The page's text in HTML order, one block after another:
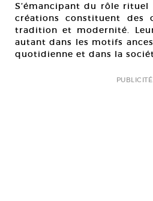
S’émancipant du rôle rituel
créations constituent des
tradition et modernité.
autant dans les motifs
quotidienne et dans la
PUBLICITÉ